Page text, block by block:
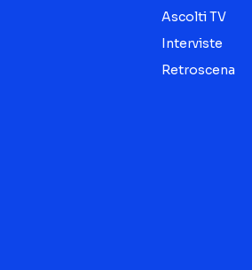
Ascolti TV
Interviste
Retroscena